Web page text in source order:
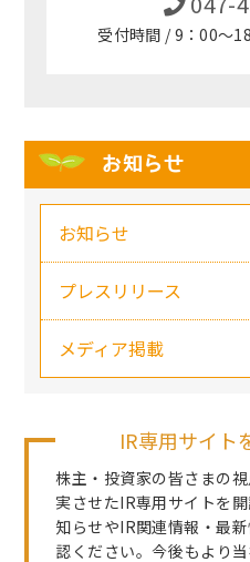
受付時間 / 9：00～
お知らせ
お知らせ
プレスリリース
メディア掲載
IR専用サイト
株主・投資家の皆さまの
実させたIR専用サイトを
知らせやIR関連情報・最
認ください。今後もより